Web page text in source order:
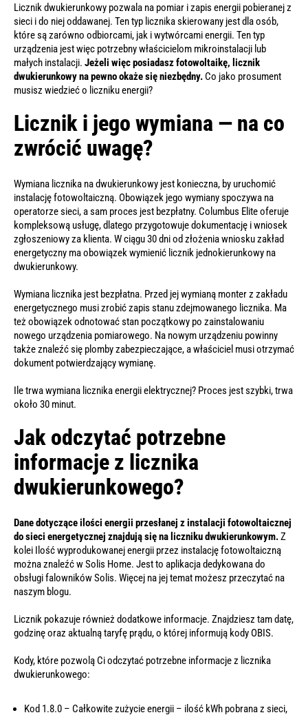
Licznik dwukierunkowy pozwala na pomiar i zapis energii pobieranej z
sieci i do niej oddawanej. Ten typ licznika skierowany jest dla osób,
które są zarówno odbiorcami, jak i wytwórcami energii. Ten typ
urządzenia jest więc potrzebny właścicielom mikroinstalacji lub
małych instalacji. Jeżeli więc posiadasz fotowoltaikę, licznik
dwukierunkowy na pewno okaże się niezbędny. Co jako prosument
musisz wiedzieć o liczniku energii?
Licznik i jego wymiana — na co
zwrócić uwagę?
Wymiana licznika na dwukierunkowy jest konieczna, by uruchomić
instalację fotowoltaiczną. Obowiązek jego wymiany spoczywa na
operatorze sieci, a sam proces jest bezpłatny. Columbus Elite oferuje
kompleksową usługę, dlatego przygotowuje dokumentację i wniosek
zgłoszeniowy za klienta. W ciągu 30 dni od złożenia wniosku zakład
energetyczny ma obowiązek wymienić licznik jednokierunkowy na
dwukierunkowy.
Wymiana licznika jest bezpłatna. Przed jej wymianą monter z zakładu
energetycznego musi zrobić zapis stanu zdejmowanego licznika. Ma
też obowiązek odnotować stan początkowy po zainstalowaniu
nowego urządzenia pomiarowego. Na nowym urządzeniu powinny
także znaleźć się plomby zabezpieczające, a właściciel musi otrzymać
dokument potwierdzający wymianę.
Ile trwa wymiana licznika energii elektrycznej? Proces jest szybki, trwa
około 30 minut.
Jak odczytać potrzebne
informacje z licznika
dwukierunkowego?
Dane dotyczące ilości energii przesłanej z instalacji fotowoltaicznej
do sieci energetycznej znajdują się na liczniku dwukierunkowym.Z
kolei Ilość wyprodukowanej energii przez instalację fotowoltaiczną
można znaleźć wSolis Home. Jest to aplikacja dedykowana do
obsługi falowników Solis. Więcej na jej temat możesz przeczytać na
naszym blogu.
Licznik pokazuje również dodatkowe informacje. Znajdziesz tam datę,
godzinę oraz aktualną taryfę prądu, o której informują kody OBIS.
Kody, które pozwolą Ci odczytać potrzebne informacje z licznika
dwukierunkowego:
Kod 1.8.0 – Całkowite zużycie energii – ilość kWh pobrana z sieci,